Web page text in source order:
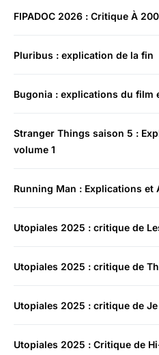
FIPADOC 2026 : Critique À
Pluribus : explication de la fin
Bugonia : explications du film
Stranger Things saison 5 :
volume 1
Running Man : Explications et
Utopiales 2025 : critique de
Utopiales 2025 : critique de
Utopiales 2025 : critique de
Utopiales 2025 : Critique de